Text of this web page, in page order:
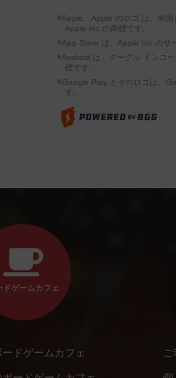
※Apple、Apple のロゴ は、米国
Apple Inc.の商標です。
※App Store は、Apple Inc.のサ
※Android は、グーグル インコ
標です。
※Google Play とそのロゴは、
す。
ドゲームカフェ
ドゲームカフェ